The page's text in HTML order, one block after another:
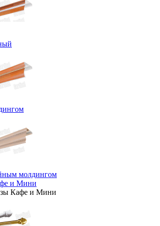
молдингом
и Мини
Кафе и Мини